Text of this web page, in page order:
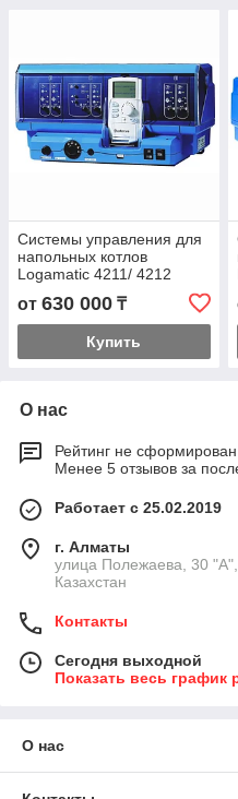
Системы управления для
напольных котлов
Logamatic 4211/ 4212
от 630 000 ₸
Купить
О нас
Рейтинг не сформирован
Менее 5 отзывов за
Работает с 25.02.2019
г. Алматы
улица Полежаева, 30
Казахстан
Контакты
Сегодня выходной
Показать весь график
О нас